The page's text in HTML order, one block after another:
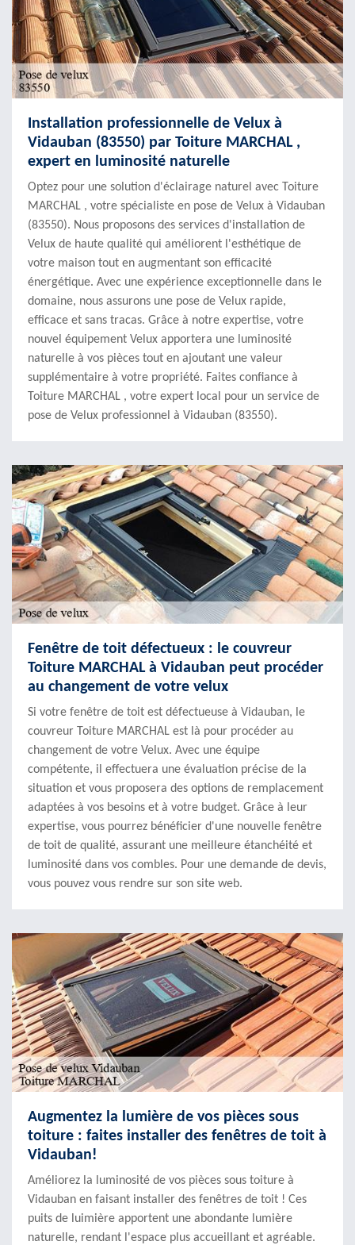
Installation professionnelle de Velux à
Vidauban (83550) par Toiture MARCHAL ,
expert en luminosité naturelle
Optez pour une solution d'éclairage naturel avec Toiture
MARCHAL , votre spécialiste en pose de Velux à Vidauban
(83550). Nous proposons des services d'installation de
Velux de haute qualité qui améliorent l'esthétique de
votre maison tout en augmentant son efficacité
énergétique. Avec une expérience exceptionnelle dans le
domaine, nous assurons une pose de Velux rapide,
efficace et sans tracas. Grâce à notre expertise, votre
nouvel équipement Velux apportera une luminosité
naturelle à vos pièces tout en ajoutant une valeur
supplémentaire à votre propriété. Faites confiance à
Toiture MARCHAL , votre expert local pour un service de
pose de Velux professionnel à Vidauban (83550).
Fenêtre de toit défectueux : le couvreur
Toiture MARCHAL à Vidauban peut procéder
au changement de votre velux
Si votre fenêtre de toit est défectueuse à Vidauban, le
couvreur Toiture MARCHAL est là pour procéder au
changement de votre Velux. Avec une équipe
compétente, il effectuera une évaluation précise de la
situation et vous proposera des options de remplacement
adaptées à vos besoins et à votre budget. Grâce à leur
expertise, vous pourrez bénéficier d'une nouvelle fenêtre
de toit de qualité, assurant une meilleure étanchéité et
luminosité dans vos combles. Pour une demande de devis,
vous pouvez vous rendre sur son site web.
Augmentez la lumière de vos pièces sous
toiture : faites installer des fenêtres de toit à
Vidauban!
Améliorez la luminosité de vos pièces sous toiture à
Vidauban en faisant installer des fenêtres de toit ! Ces
puits de luimière apportent une abondante lumière
naturelle, rendant l'espace plus accueillant et agréable.